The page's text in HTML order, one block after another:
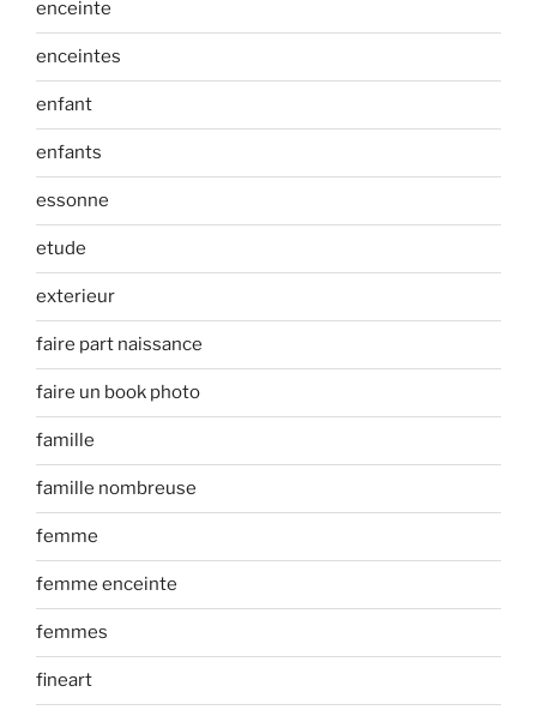
enceinte
enceintes
enfant
enfants
essonne
etude
exterieur
faire part naissance
faire un book photo
famille
famille nombreuse
femme
femme enceinte
femmes
fineart